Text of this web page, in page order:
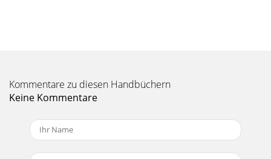
Kommentare zu diesen Handbüchern
Keine Kommentare